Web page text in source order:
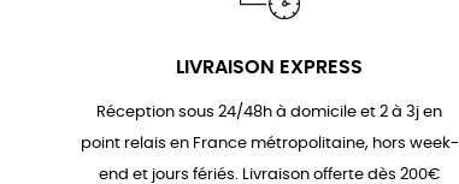
LIVRAISON EXPRESS
Réception sous 24/48h à domicile et 2 à 3j en
point relais en France métropolitaine, hors week-
end et jours fériés. Livraison offerte dès 200€